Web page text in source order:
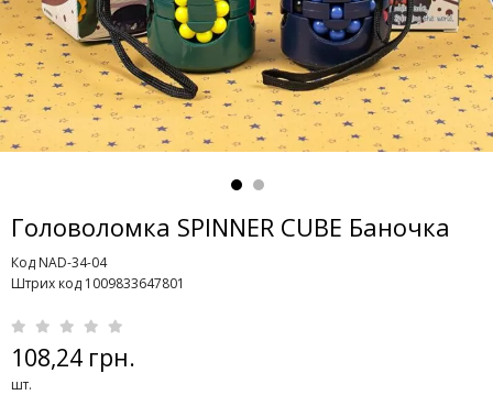
Головоломка SPINNER CUBE Баночка
Код NAD-34-04
Штрих код 1009833647801
108,24 грн.
шт.